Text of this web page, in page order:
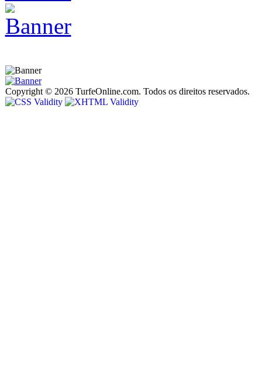
Copyright © 2026 TurfeOnline.com. Todos os direitos reservados.